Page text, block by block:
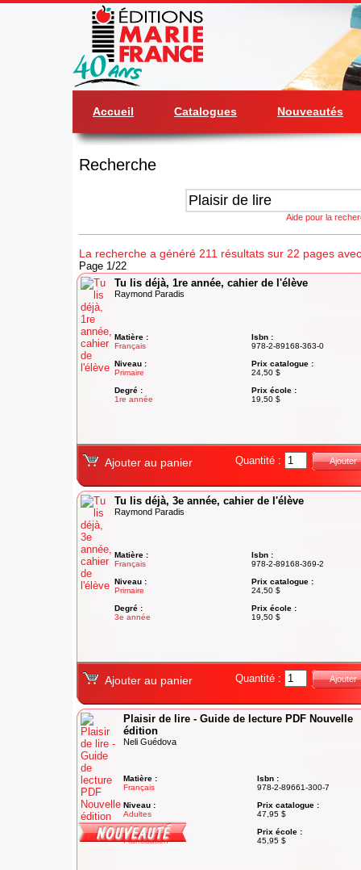
Accueil Catalogues Nouveautés
Recherche
Aide pour la
La recherche a généré 211 résultats sur 22 pages
Page 1/22
Tu lis déjà, 1re année, cahier de l'élève
Raymond Paradis
Matière :
Français
Niveau :
Primaire
Degré :
1re année
Isbn :
978-2-89168-363-0
Prix catalogue :
24,50 $
Prix école :
19,50 $
Ajouter au panier Quantité : Ajouter
Tu lis déjà, 3e année, cahier de l'élève
Raymond Paradis
Matière :
Français
Niveau :
Primaire
Degré :
3e année
Isbn :
978-2-89168-369-2
Prix catalogue :
24,50 $
Prix école :
19,50 $
Ajouter au panier Quantité : Ajouter
Plaisir de lire - Guide de lecture PDF Nouvelle
édition
Neli Guédova
Matière :
Français
Niveau :
Adultes
Degré :
Francisation
Isbn :
978-2-89661-300-7
Prix catalogue :
47,95 $
Prix école :
45,95 $